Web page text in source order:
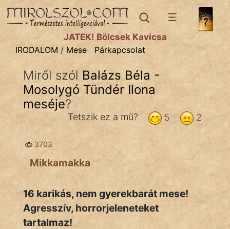
IRODALOMtémák:
Dráma
Költemény
Eposz
Komédia
Kötelező
Legenda
Mese
Mitológia
JÁTÉK! Bölcsek Kavicsa
IRODALOM / Mese Párkapcsolat
Miről szól Balázs Béla -
Mosolygó Tündér Ilona
meséje?
2
5
Tetszik ez a mű?
3703
Mikkamakka
16 karikás, nem gyerekbarát mese!
Agresszív, horrorjeleneteket
tartalmaz!